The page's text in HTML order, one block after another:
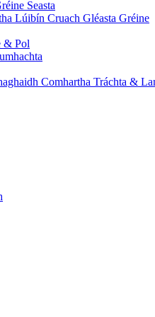
Seasta
Lúibín Cruach Gléasta Gréine
& Pol
Comhartha Tráchta &